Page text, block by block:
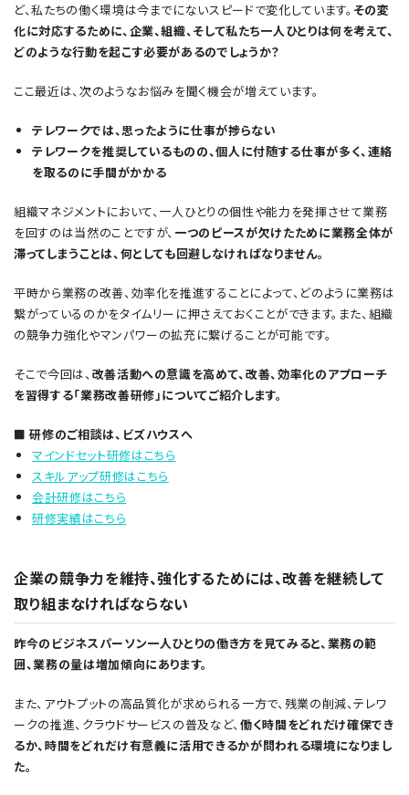
ど、私たちの働く環境は今までにないスピードで変化しています。 その変
化に対応するために、企業、組織、そして私たち一人ひとりは何を考えて、
どのような行動を起こす必要があるのでしょうか？
ここ最近は、次のようなお悩みを聞く機会が増えています。
テレワークでは、思ったように仕事が捗らない
テレワークを推奨しているものの、個人に付随する仕事が多く、連絡
を取るのに手間がかかる
組織マネジメントにおいて、一人ひとりの個性や能力を発揮させて業務
を回すのは当然のことですが、 一つのピースが欠けたために業務全体が
滞ってしまうことは、何としても回避しなければなりません。
平時から業務の改善、効率化を推進することによって、どのように業務は
繋がっているのかをタイムリーに押さえておくことができます。また、組織
の競争力強化やマンパワーの拡充に繋げることが可能です。
そこで今回は、改善活動への意識を高めて、改善、効率化のアプローチ
を習得する「業務改善研修」についてご紹介します。
■ 研修のご相談は、ビズハウスへ
マインドセット研修はこちら
スキルアップ研修はこちら
会計研修はこちら
研修実績はこちら
企業の競争力を維持、強化するためには、改善を継続して
取り組まなければならない
昨今のビジネスパーソン一人ひとりの働き方を見てみると、業務の範
囲、業務の量は増加傾向にあります。
また、アウトプットの高品質化が求められる一方で、残業の削減、テレワ
ークの推進、クラウドサービスの普及など、 働く時間をどれだけ確保でき
るか、時間をどれだけ有意義に活用できるかが問われる環境になりまし
た。